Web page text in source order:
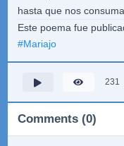
hasta que nos consuma
Este poema fue
#Mariajo
231
Comments (0)